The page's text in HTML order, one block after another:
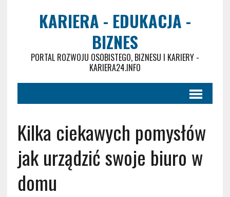
KARIERA - EDUKACJA -
BIZNES
PORTAL ROZWOJU OSOBISTEGO, BIZNESU I KARIERY -
KARIERA24.INFO
Kilka ciekawych pomysłów
jak urządzić swoje biuro w
domu